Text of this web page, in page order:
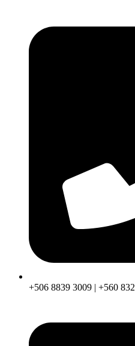
contenido
+506 8839 3009 | +560